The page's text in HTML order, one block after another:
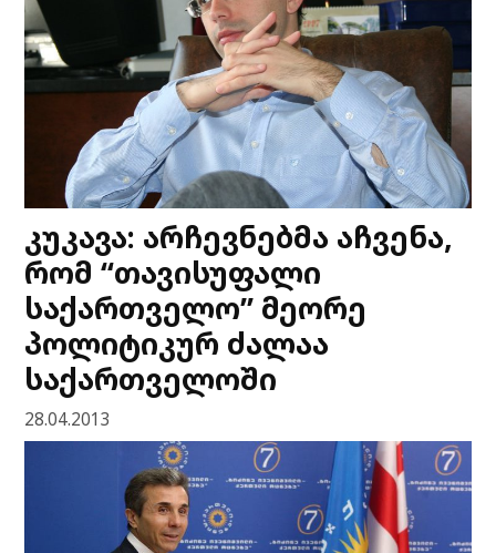
კუკავა: არჩევნებმა აჩვენა,
რომ “თავისუფალი
საქართველო” მეორე
პოლიტიკურ ძალაა
საქართველოში
28.04.2013